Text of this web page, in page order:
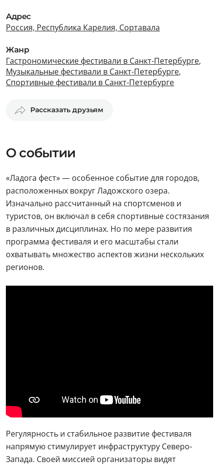
Адрес
Россия, Республика Карелия, Сортавала
Жанр
Гастрономические фестивали в Санкт-Петербурге,
Музыкальные фестивали в Санкт-Петербурге,
Спортивные фестивали в Санкт-Петербурге
Рассказать друзьям
О событии
«Ладога фест» — особенное событие для городов,
расположенных вокруг Ладожского озера.
Изначально рассчитанный на спортсменов и
туристов, он включал в себя спортивные состязания
в различных дисциплинах. Но по мере развития
программа фестиваля и его масштабы стали
охватывать множество аспектов жизни нескольких
регионов.
Регулярность и стабильное развитие фестиваля
напрямую стимулирует инфраструктуру Северо-
Запада. Своей миссией организаторы видят